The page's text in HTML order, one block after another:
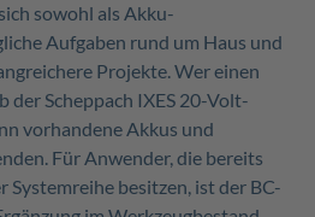
sowohl als Akku-
Aufgaben rund um Haus und
Projekte. Wer einen
der Scheppach IXES 20-Volt-
vorhandene Akkus und
Für Anwender, die bereits
Systemreihe besitzen, ist der BC-